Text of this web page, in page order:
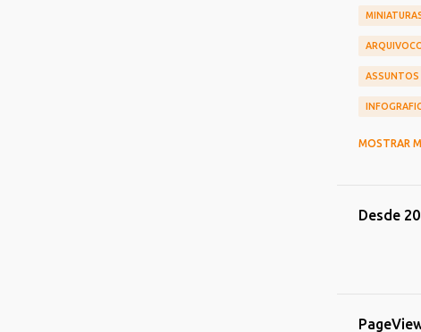
DECORACAO
MOSTRAR
Desde